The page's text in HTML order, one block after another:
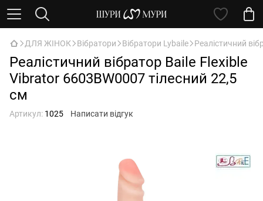
ДЛЯ ЖІНОК Вібратори Вібратори Lybaile Реалістичний
Реалістичний вібратор Вaile Flexible
Vibrator 6603BW0007 тілесний 22,5
см
Артикул: 1025 Написати відгук